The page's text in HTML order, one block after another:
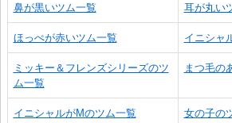
鼻が黒いツム一覧 耳が丸い
ほっぺが赤いツム一覧 イニシャ
ミッキー＆フレンズシリーズのツ
ム一覧
まつ毛の
イニシャルがMのツム一覧 女の子の